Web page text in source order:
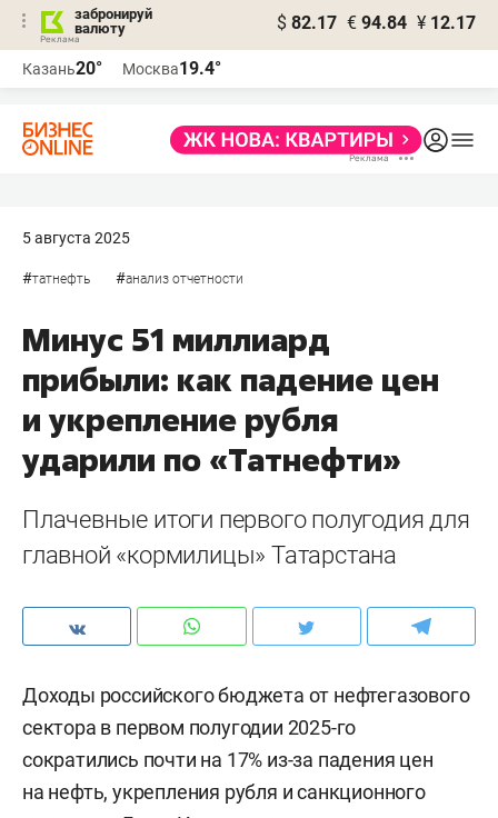
забронируй
валюту
$ 82.17 € 94.84 ¥ 12.17
Казань20° Москва19.4°
5 августа 2025
#татнефть #анализ отчетности
Минус 51 миллиард
прибыли: как падение цен
и укрепление рубля
ударили по «Татнефти»
Плачевные итоги первого полугодия для
главной «кормилицы» Татарстана
Доходы российского бюджета от нефтегазового
сектора в первом полугодии 2025-го
сократились почти на 17% из-за падения цен
на нефть, укрепления рубля и санкционного